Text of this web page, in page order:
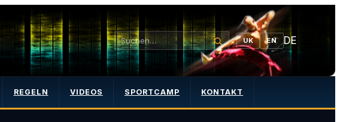
UK EN DE
REGELN VIDEOS SPORTCAMP KONTAKT